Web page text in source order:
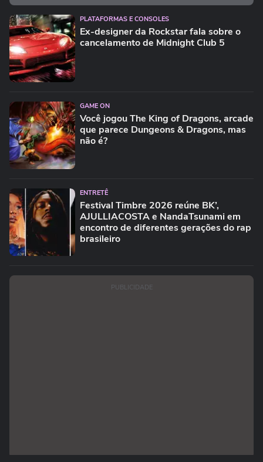
PLATAFORMAS E CONSOLES
Ex-designer da Rockstar fala sobre o
cancelamento de Midnight Club 5
GAME ON
Você jogou The King of Dragons, arcade
que parece Dungeons & Dragons, mas
não é?
ENTRETÊ
Festival Timbre 2026 reúne BK’,
AJULLIACOSTA e NandaTsunami em
encontro de diferentes gerações do rap
brasileiro
PUBLICIDADE